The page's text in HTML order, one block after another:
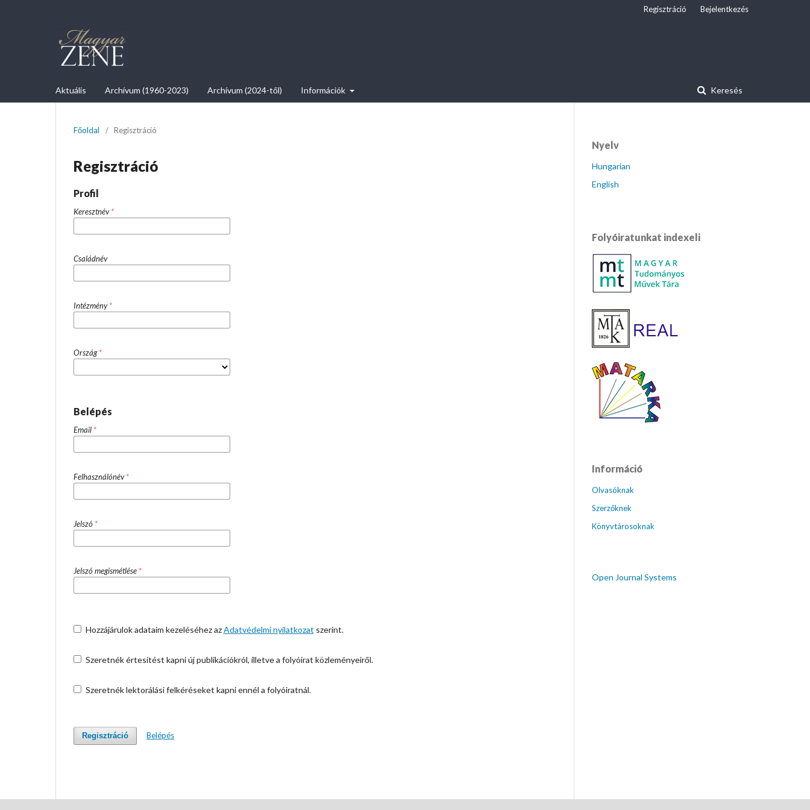
Aktuális Archívum (1960-2023) Archívum (2024-től) Információk Keresés
Regisztráció Bejelentkezés
Főoldal / Regisztráció
Regisztráció
Profil
Keresztnév*
Családnév
Intézmény*
Ország*
Belépés
Email *
Felhasználónév*
Jelszó *
Jelszó megismétlése *
Hozzájárulok adataim kezeléséhez azAdatvédelmi nyilatkozat szerint.
Szeretnék értesítést kapni új publikációkról, illetve a folyóirat közleményeiről.
Szeretnék lektorálási felkéréseket kapni ennél a folyóiratnál.
Regisztráció Belépés
Nyelv
Hungarian
English
Folyóiratunkat indexeli
Információ
Olvasóknak
Szerzőknek
Könyvtárosoknak
Open Journal Systems